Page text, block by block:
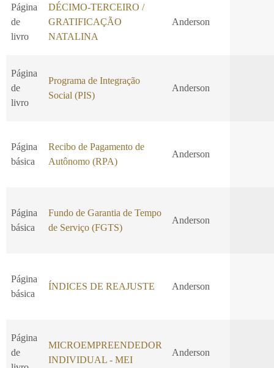
Página
de
livro
DÉCIMO-TERCEIRO /
GRATIFICAÇÃO
NATALINA
Anderson
Página
de
livro
Programa de Integração
Social (PIS)
Anderson
Página
básica
Recibo de Pagamento de
Autônomo (RPA)
Anderson
Página
básica
Fundo de Garantia de Tempo
de Serviço (FGTS)
Anderson
Página
básica
ÍNDICES DE REAJUSTE Anderson
Página
de
MICROEMPREENDEDOR
INDIVIDUAL - MEI
Anderson